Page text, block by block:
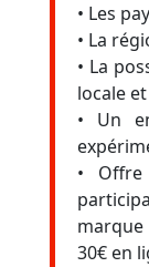
• Les
• La
• La
locale
• Un
• Offre
30€ en